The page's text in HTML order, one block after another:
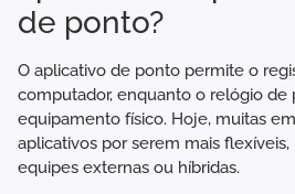
de ponto?
O aplicativo de ponto permite o
computador, enquanto o relógio de
equipamento físico. Hoje, muitas
aplicativos por serem mais
equipes externas ou híbridas.